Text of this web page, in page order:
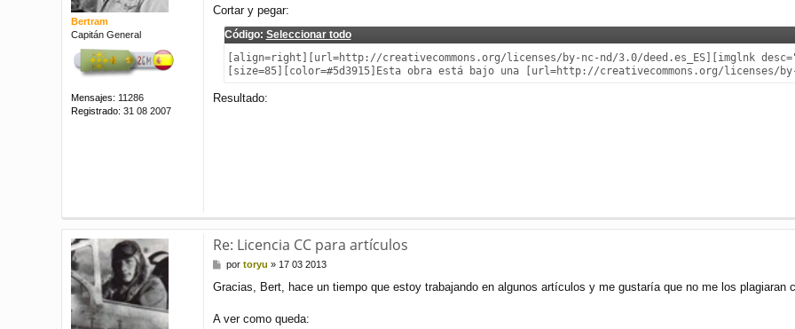
Bertram
Capitán General
Mensajes: 11286
Registrado: 31 08 2007
j
Cortar y pegar:
Código: Seleccionar todo
[align=right][url=http://creativecommons.org/licenses/by-nc-nd/3.0/deed.es_ES][imglnk
[size=85][color=#5d3915]Esta obra está bajo una [url=http://creativecommons.org/
Resultado:
Re: Licencia CC para artículos
M
n
a
portoryu » 17 03 2013
Gracias, Bert, hace un tiempo que estoy trabajando en algunos artículos y me gustaría que no me los plagiaran
A ver como queda: